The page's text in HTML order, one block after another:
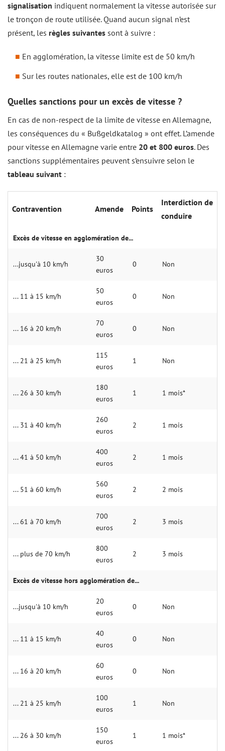
signalisation indiquent normalement la vitesse autorisée sur
le tronçon de route utilisée. Quand aucun signal n’est
présent, les règles suivantes sont à suivre :
En agglomération, la vitesse limite est de 50 km/h
Sur les routes nationales, elle est de 100 km/h
Quelles sanctions pour un excès de vitesse ?
En cas de non-respect de la limite de vitesse en Allemagne,
les conséquences du « Bußgeldkatalog » ont effet. L’amende
pour vitesse en Allemagne varie entre 20 et 800 euros. Des
sanctions supplémentaires peuvent s’ensuivre selon le
tableau suivant :
Contravention Amende Points
Interdiction de
conduire
Excès de vitesse en agglomération de...
...jusqu'à 10 km/h
30
euros
0 Non
... 11 à 15 km/h
50
euros
0 Non
... 16 à 20 km/h
70
euros
0 Non
... 21 à 25 km/h
115
euros
1 Non
... 26 à 30 km/h
180
euros
1 1 mois*
... 31 à 40 km/h
260
euros
2 1 mois
... 41 à 50 km/h
400
euros
2 1 mois
... 51 à 60 km/h
560
euros
2 2 mois
... 61 à 70 km/h
700
euros
2 3 mois
... plus de 70 km/h
800
euros
2 3 mois
Excès de vitesse hors agglomération de...
...jusqu'à 10 km/h
20
euros
0 Non
... 11 à 15 km/h
40
euros
0 Non
... 16 à 20 km/h
60
euros
0 Non
... 21 à 25 km/h
100
euros
1 Non
... 26 à 30 km/h
150
euros
1 1 mois*